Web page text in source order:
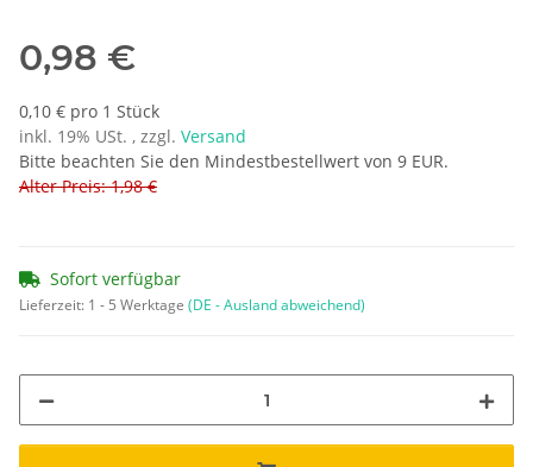
0,98 €
0,10 € pro 1 Stück
inkl. 19% USt. , zzgl. Versand
Bitte beachten Sie den Mindestbestellwert von 9 EUR.
Alter Preis: 1,98 €
Sofort verfügbar
Lieferzeit: 1 - 5 Werktage (DE - Ausland abweichend)